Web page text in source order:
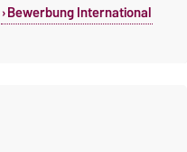
Bewerbung International